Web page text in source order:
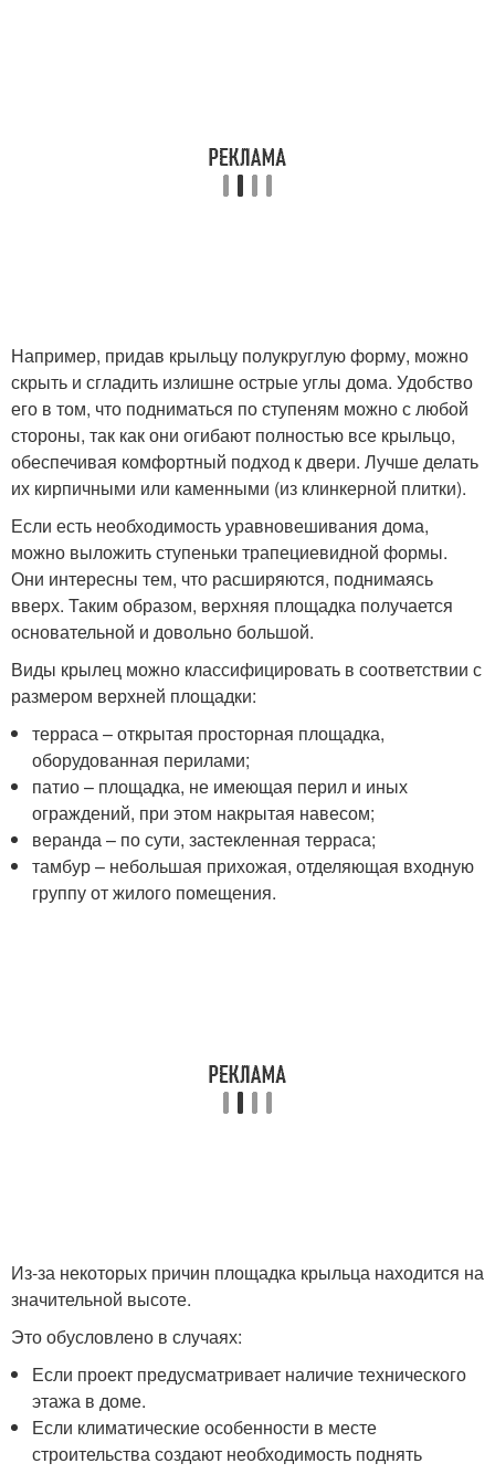
Например, придав крыльцу полукруглую форму, можно
скрыть и сгладить излишне острые углы дома. Удобство
его в том, что подниматься по ступеням можно с любой
стороны, так как они огибают полностью все крыльцо,
обеспечивая комфортный подход к двери. Лучше делать
их кирпичными или каменными (из клинкерной плитки).
Если есть необходимость уравновешивания дома,
можно выложить ступеньки трапециевидной формы.
Они интересны тем, что расширяются, поднимаясь
вверх. Таким образом, верхняя площадка получается
основательной и довольно большой.
Виды крылец можно классифицировать в соответствии с
размером верхней площадки:
терраса – открытая просторная площадка,
оборудованная перилами;
патио – площадка, не имеющая перил и иных
ограждений, при этом накрытая навесом;
веранда – по сути, застекленная терраса;
тамбур – небольшая прихожая, отделяющая входную
группу от жилого помещения.
Из-за некоторых причин площадка крыльца находится на
значительной высоте.
Это обусловлено в случаях:
Если проект предусматривает наличие технического
этажа в доме.
Если климатические особенности в месте
строительства создают необходимость поднять